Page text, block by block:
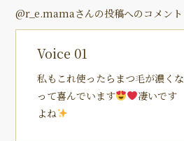
@r_e.mamaさんの投稿へのコメント
Voice 01
私もこれ使ったらまつ毛が濃くな
って喜んでいます
凄いです
よね